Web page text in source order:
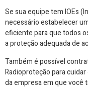
Se sua equipe tem IOEs
necessário estabelecer
eficiente para que todos
a proteção adequada de
Também é possível
Radioproteção para
da empresa em que você